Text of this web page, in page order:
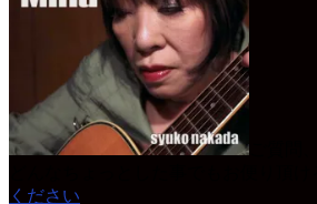
ご質問
ください